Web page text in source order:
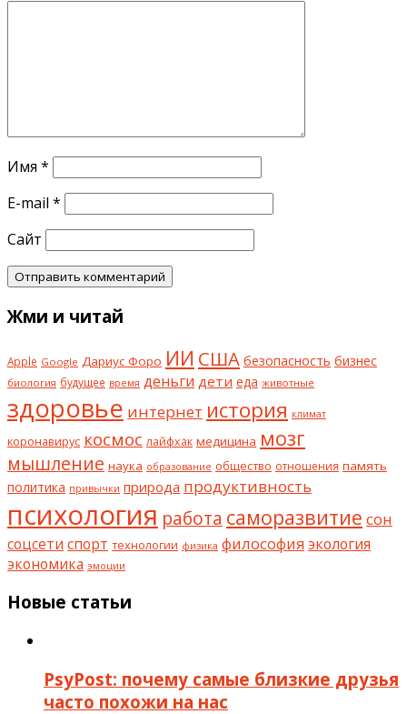
Имя *
E-mail *
Сайт
Жми и читай
Apple Google Дариус Форо ИИ США безопасность бизнес
биология будущее время деньги дети еда животные
здоровье интернет история климат
коронавирус космос лайфхак медицина мозг
мышление наука образование общество отношения память
политика привычки природа продуктивность
психология работа саморазвитие сон
соцсети спорт технологии физика философия экология
экономика эмоции
Новые статьи
PsyPost: почему самые близкие друзья
часто похожи на нас